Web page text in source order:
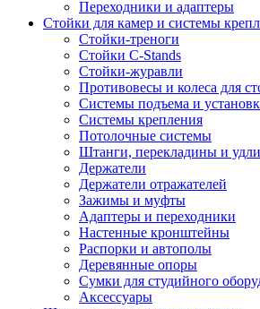
Переходники и адаптеры
Стойки для камер и системы
Стойки-треноги
Стойки C-Stands
Стойки-журавли
Противовесы и колеса для
Системы подъема и
Системы крепления
Потолочные системы
Штанги, перекладины и
Держатели
Держатели отражателей
Зажимы и муфты
Адаптеры и переходники
Настенные кронштейны
Распорки и автополы
Деревянные опоры
Сумки для студийного
Аксессуары